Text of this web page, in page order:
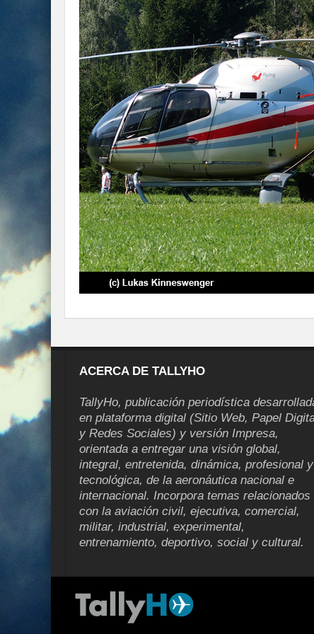
ACERCA DE TALLYHO
TallyHo, publicación periodística
en plataforma digital (Sitio Web, Papel
y Redes Sociales) y versión Impresa,
orientada a entregar una visión global,
integral, entretenida, dinámica, profesional y
tecnológica, de la aeronáutica nacional e
internacional. Incorpora temas relacionados
con la aviación civil, ejecutiva, comercial,
militar, industrial, experimental,
entrenamiento, deportivo, social y cultural.